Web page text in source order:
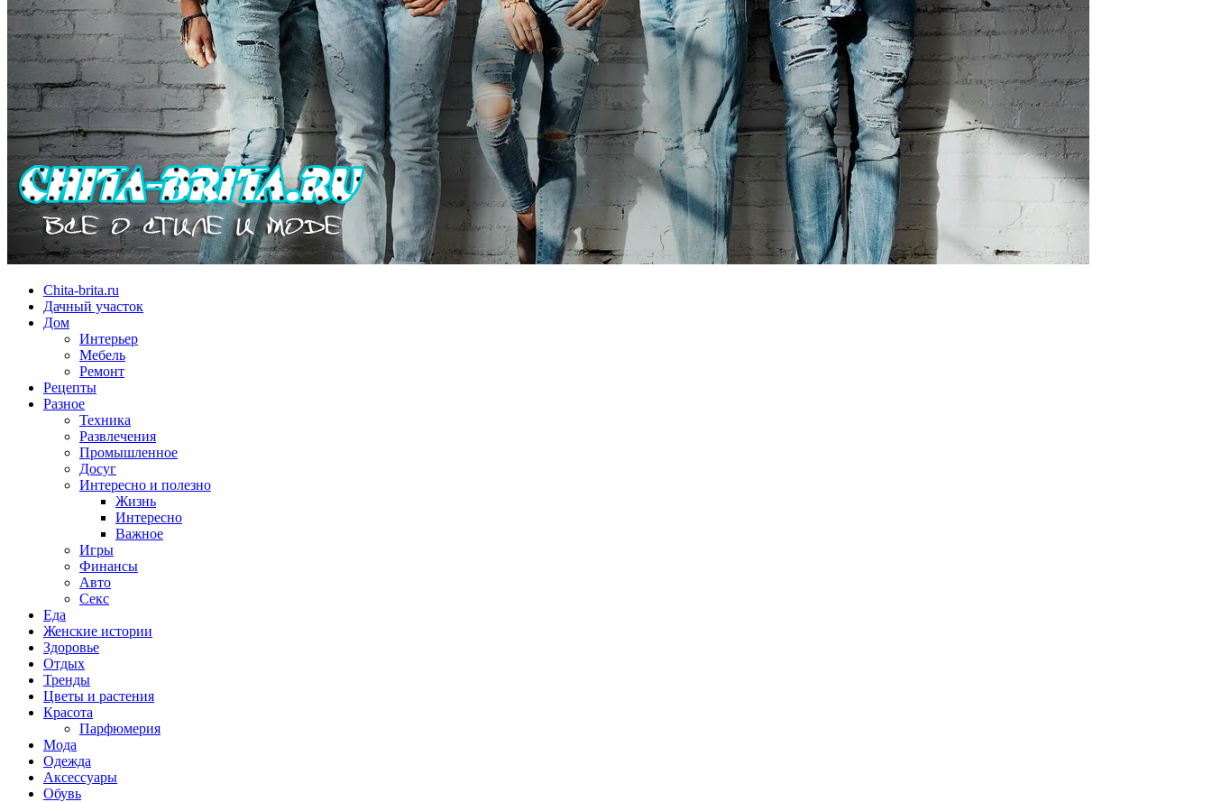
Chita-brita.ru
Дачный участок
Дом
Интерьер
Мебель
Ремонт
Рецепты
Разное
Техника
Развлечения
Промышленное
Досуг
Интересно и полезно
Жизнь
Интересно
Важное
Игры
Финансы
Авто
Секс
Еда
Женские истории
Здоровье
Отдых
Тренды
Цветы и растения
Красота
Парфюмерия
Мода
Одежда
Аксессуары
Обувь